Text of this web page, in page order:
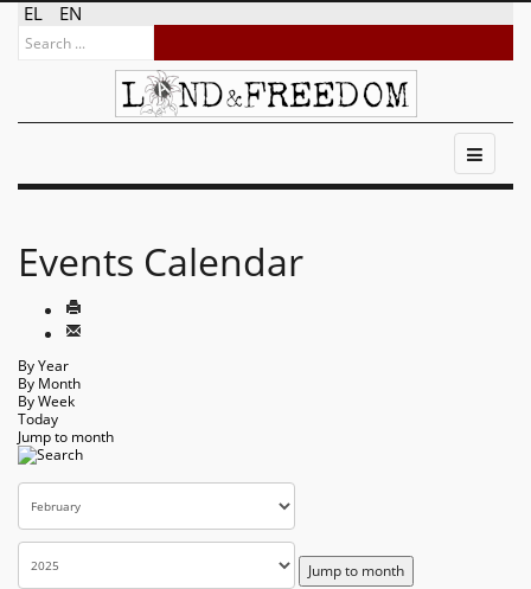
EL EN
Events Calendar
By Year
By Month
By Week
Today
Jump to month
Jump to month